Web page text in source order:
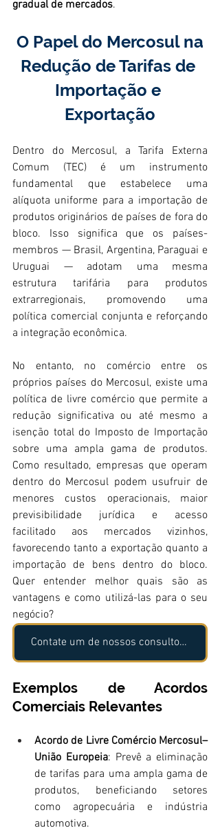
gradual de mercados.
O Papel do Mercosul na
Redução de Tarifas de
Importação e
Exportação
Dentro do Mercosul, a Tarifa Externa
Comum (TEC) é um instrumento
fundamental que estabelece uma
alíquota uniforme para a importação de
produtos originários de países de fora do
bloco. Isso significa que os países-
membros — Brasil, Argentina, Paraguai e
Uruguai — adotam uma mesma
estrutura tarifária para produtos
extrarregionais, promovendo uma
política comercial conjunta e reforçando
a integração econômica.
No entanto, no comércio entre os
próprios países do Mercosul, existe uma
política de livre comércio que permite a
redução significativa ou até mesmo a
isenção total do Imposto de Importação
sobre uma ampla gama de produtos.
Como resultado, empresas que operam
dentro do Mercosul podem usufruir de
menores custos operacionais, maior
previsibilidade jurídica e acesso
facilitado aos mercados vizinhos,
favorecendo tanto a exportação quanto a
importação de bens dentro do bloco.
Quer entender melhor quais são as
vantagens e como utilizá-las para o seu
negócio?
Contate um de nossos consultores!
Exemplos de Acordos
Comerciais Relevantes
Acordo de Livre Comércio Mercosul–
União Europeia: Prevê a eliminação
de tarifas para uma ampla gama de
produtos, beneficiando setores
como agropecuária e indústria
automotiva.​